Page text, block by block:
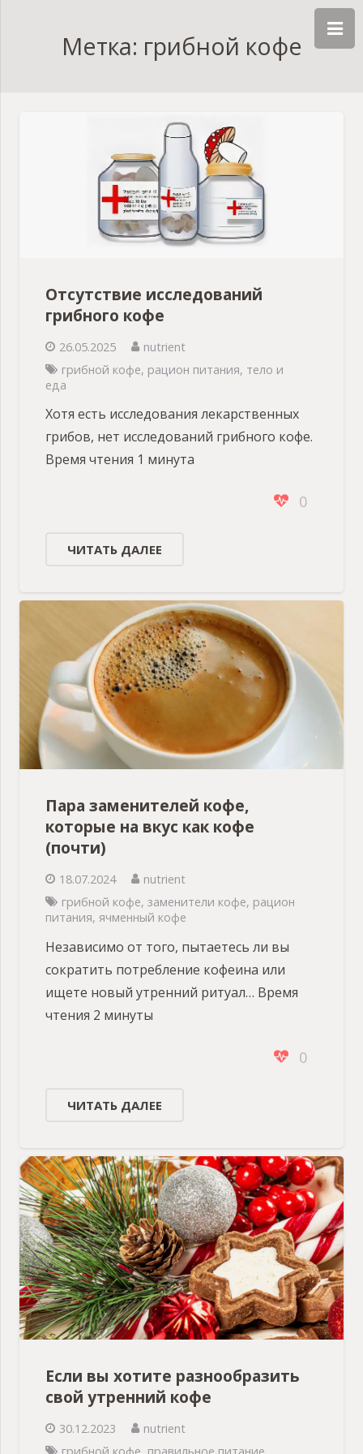
Метка: грибной кофе
Отсутствие исследований
грибного кофе
26.05.2025
nutrient
грибной кофе, рацион питания, тело и
еда
Хотя есть исследования лекарственных
грибов, нет исследований грибного кофе.
Время чтения 1 минута
0
ЧИТАТЬ ДАЛЕЕ
Пара заменителей кофе,
которые на вкус как кофе
(почти)
18.07.2024
nutrient
грибной кофе, заменители кофе, рацион
питания, ячменный кофе
Независимо от того, пытаетесь ли вы
сократить потребление кофеина или
ищете новый утренний ритуал… Время
чтения 2 минуты
0
ЧИТАТЬ ДАЛЕЕ
Если вы хотите разнообразить
свой утренний кофе
30.12.2023
nutrient
грибной кофе правильное питание